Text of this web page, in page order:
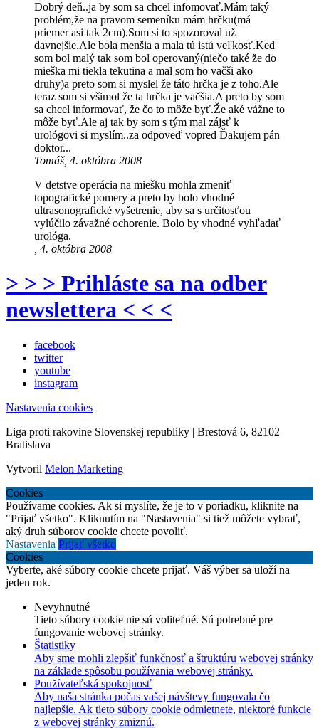
Dobrý deň..ja by som sa chcel infomovať.Mám taký
problém,že na pravom semeníku mám hrčku(má
priemer asi tak 2cm).Som si to spozoroval už
davnejšie.Ale bola menšia a mala tú istú veľkosť.Keď
som bol malý tak som bol operovaný(niečo také že do
mieška mi tiekla tekutina a mal som ho vačši ako
druhy)a preto som si myslel že táto hrčka je z toho.Ale
teraz som si všimol že ta hrčka je vačšia.A preto by som
sa chcel informovať, že čo to môže byť.Že aké vážne to
môže byť.Ale aj tak by som s tým mal zájsť k
urológovi si myslím..za odpoveď vopred Ďakujem pán
doktor...
Tomáš, 4. októbra 2008
V detstve operácia na miešku mohla zmeniť
topografické pomery a preto by bolo vhodné
ultrasonografické vyšetrenie, aby sa s určitosťou
vylúčilo závažné ochorenie. Bolo by vhodné vyhľadať
urológa.
, 4. októbra 2008
> > > Prihláste sa na odber
newslettera < < <
facebook
twitter
youtube
instagram
Nastavenia cookies
Liga proti rakovine Slovenskej republiky | Brestová 6, 82102
Bratislava
Vytvoril Melon Marketing
Cookies
Používame cookies. Ak si myslíte, že je to v poriadku, kliknite na
"Prijať všetko". Kliknutím na "Nastavenia" si tiež môžete vybrať,
aký druh súborov cookie chcete povoliť.
Nastavenia Prijať všetko
Cookies
Vyberte, aké súbory cookie chcete prijať. Váš výber sa uloží na
jeden rok.
Nevyhnutné
Tieto súbory cookie nie sú voliteľné. Sú potrebné pre
fungovanie webovej stránky.
Štatistiky
Aby sme mohli zlepšiť funkčnosť a štruktúru webovej stránky
na základe spôsobu používania webovej stránky.
Používateľská spokojnosť
Aby naša stránka počas vašej návštevy fungovala čo
najlepšie. Ak tieto súbory cookie odmietnete, niektoré funkcie
z webovej stránky zmiznú.